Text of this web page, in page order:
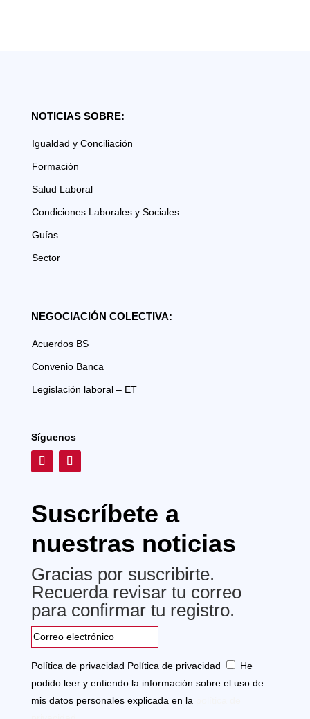
NOTICIAS SOBRE:
Igualdad y Conciliación
Formación
Salud Laboral
Condiciones Laborales y Sociales
Guías
Sector
NEGOCIACIÓN COLECTIVA:
Acuerdos BS
Convenio Banca
Legislación laboral – ET
Síguenos
Suscríbete a
nuestras noticias
Gracias por suscribirte.
Recuerda revisar tu correo
para confirmar tu registro.
Política de privacidad Política de privacidad
He
podido leer y entiendo la información sobre el uso de
mis datos personales explicada en la